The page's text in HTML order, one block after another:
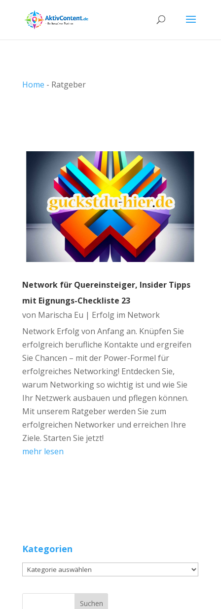
Home - Ratgeber
Network für Quereinsteiger, Insider Tipps
mit Eignungs-Checkliste 23
von Marischa Eu | Erfolg im Network
Network Erfolg von Anfang an. Knüpfen Sie
erfolgreich berufliche Kontakte und ergreifen
Sie Chancen – mit der Power-Formel für
erfolgreiches Networking! Entdecken Sie,
warum Networking so wichtig ist und wie Sie
Ihr Netzwerk ausbauen und pflegen können.
Mit unserem Ratgeber werden Sie zum
erfolgreichen Networker und erreichen Ihre
Ziele. Starten Sie jetzt!
mehr lesen
Kategorien
Kategorien